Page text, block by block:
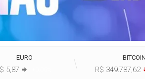
EURO
5,87
BITCOIN
R$ 349.787,62